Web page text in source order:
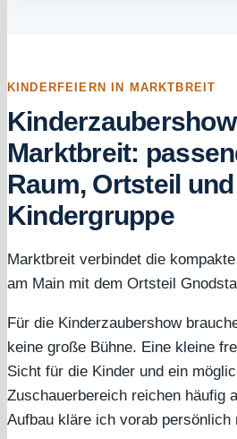
KINDERFEIERN IN MARKTBREIT
Marktbreit:
Raum, Ortsteil und
Kindergruppe
Marktbreit verbindet die
am Main mit dem Ortsteil
Für die Kinderzaubershow
keine große Bühne. Eine kleine
Sicht für die Kinder und ein
Zuschauerbereich reichen häufig
Aufbau kläre ich vorab persönlich